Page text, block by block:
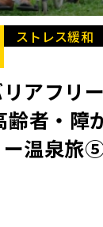
ストレス緩和
アフリ
齢者・障
ー温泉旅